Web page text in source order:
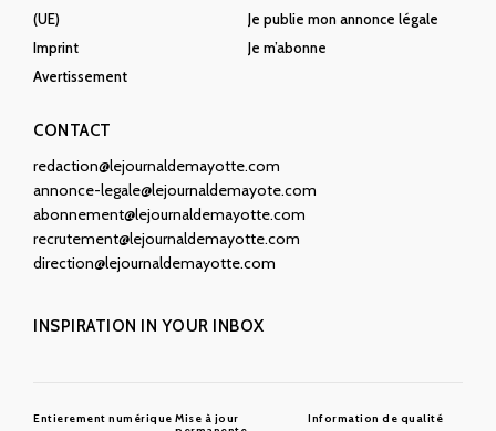
(UE)
Imprint
Avertissement
Je publie mon annonce légale
Je m’abonne
CONTACT
redaction@lejournaldemayotte.com
annonce-legale@lejournaldemayote.com
abonnement@lejournaldemayotte.com
recrutement@lejournaldemayotte.com
direction@lejournaldemayotte.com
INSPIRATION IN YOUR INBOX
Entierement numérique Mise à jour
Information de qualité